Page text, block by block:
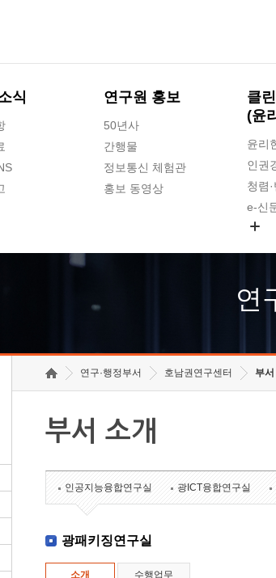
식 연구원 홍보
50년사
간행물
정보통신 체험관
홍보 동영상
클
(윤
윤리
인권
청렴
e-신
고객
수의
연
연구·행정부서 호남권연구센터 부서
부서 소개
인공지능융합연구실 광ICT융합연구실
광패키징연구실
소개 수행업무